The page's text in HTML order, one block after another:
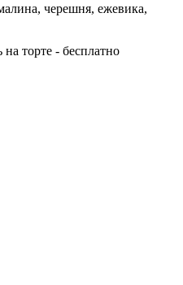
черешня, ежевика,
торте - бесплатно